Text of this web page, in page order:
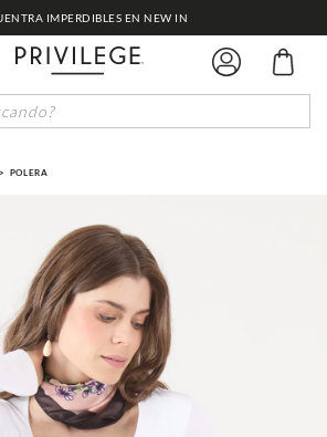
IMPERDIBLES EN NEW IN
POLERA